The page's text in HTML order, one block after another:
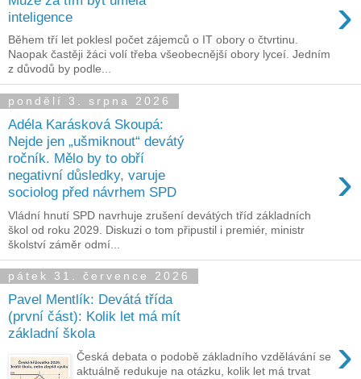
inteligence
›
Během tří let poklesl počet zájemců o IT obory o čtvrtinu.
Naopak častěji žáci volí třeba všeobecnější obory lyceí. Jedním
z důvodů by podle...
pondělí 3. srpna 2026
Adéla Karásková Skoupá:
Nejde jen „ušmiknout“ devátý
ročník. Mělo by to obří
negativní důsledky, varuje
sociolog před návrhem SPD
›
Vládní hnutí SPD navrhuje zrušení devátých tříd základních
škol od roku 2029. Diskuzi o tom připustil i premiér, ministr
školství záměr odmí...
pátek 31. července 2026
Pavel Mentlík: Devátá třída
(první část): Kolik let má mít
základní škola
›
Česká debata o podobě základního vzdělávání se
aktuálně redukuje na otázku, kolik let má trvat